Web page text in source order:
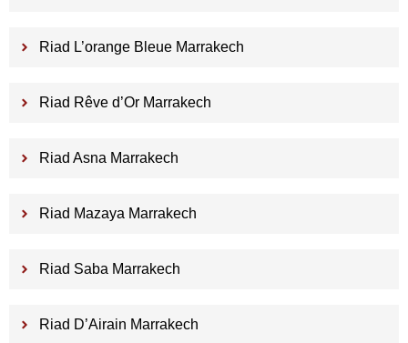
Riad L’orange Bleue Marrakech
Riad Rêve d’Or Marrakech
Riad Asna Marrakech
Riad Mazaya Marrakech
Riad Saba Marrakech
Riad D’Airain Marrakech